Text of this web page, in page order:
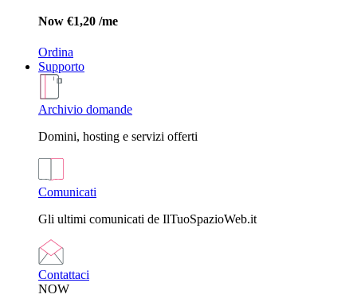
Now €1,20 /me
Ordina
Supporto
Archivio domande
Domini, hosting e servizi offerti
Comunicati
Gli ultimi comunicati de IlTuoSpazioWeb.it
Contattaci
NOW